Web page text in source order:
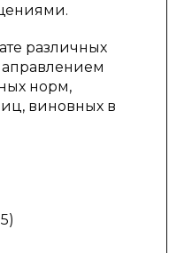
различных
норм,
виновных в